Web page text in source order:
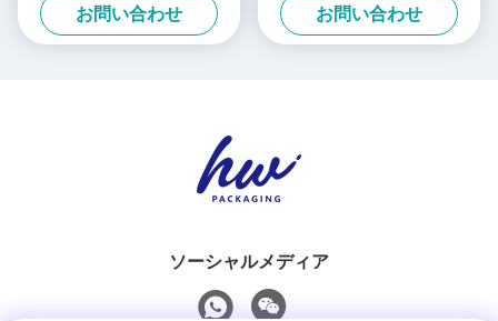
お問い合わせ お問い合わせ
ソーシャルメディア